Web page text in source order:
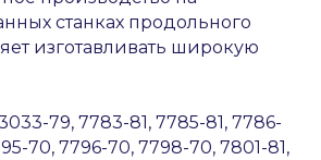
станках продольного
изготавливать широкую
79, 7783-81, 7785-81, 7786-
70, 7796-70, 7798-70, 7801-81,